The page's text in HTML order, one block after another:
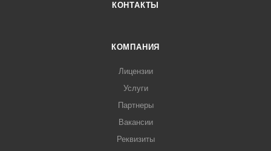
КОНТАКТЫ
КОМПАНИЯ
Лицензии
Услуги
Партнеры
Вакансии
Реквизиты